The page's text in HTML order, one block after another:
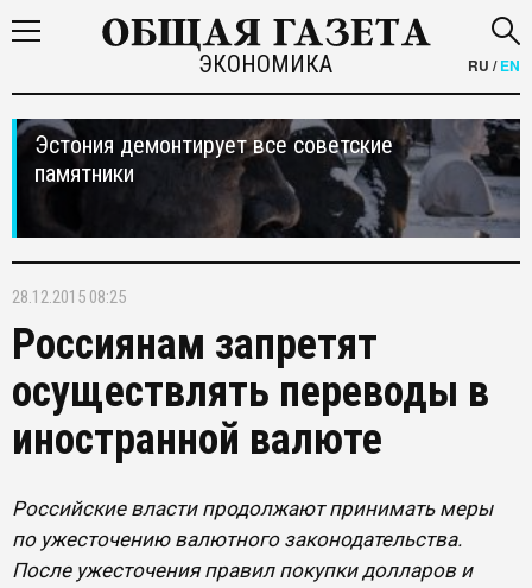
ЭКОНОМИКА RU /EN
Эстония демонтирует все советские
памятники
28.12.2015 08:25
Россиянам запретят
осуществлять переводы в
иностранной валюте
Российские власти продолжают принимать меры
по ужесточению валютного законодательства.
После ужесточения правил покупки долларов и